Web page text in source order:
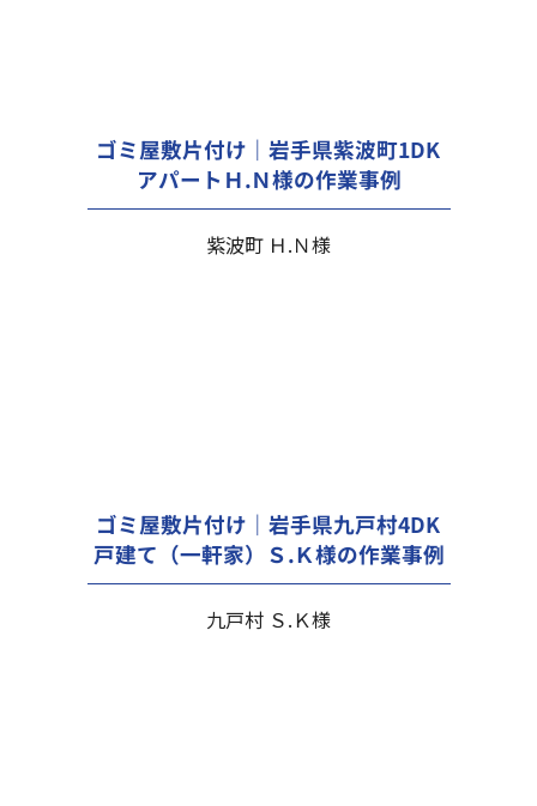
ゴミ屋敷片付け｜岩手県紫波町1DK
アパートＨ.Ｎ様の作業事例
紫波町 Ｈ.Ｎ様
ゴミ屋敷片付け｜岩手県九戸村4DK
戸建て（一軒家）Ｓ.Ｋ様の作業事例
九戸村 Ｓ.Ｋ様